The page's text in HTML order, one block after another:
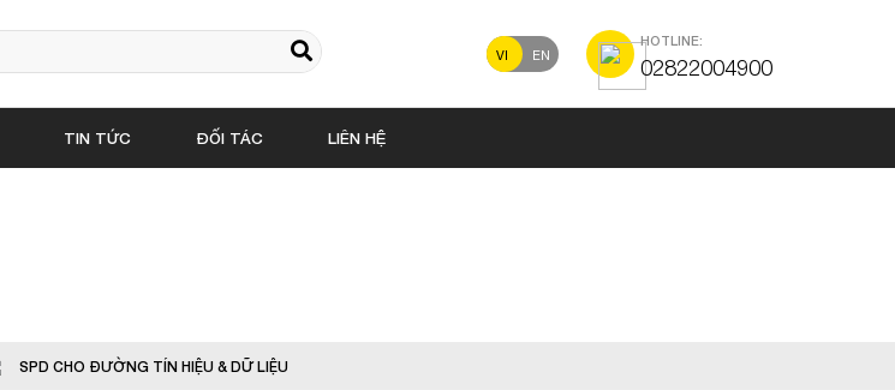
VI EN
HOTLINE:
02822004900
TIN TỨC ĐỐI TÁC LIÊN HỆ
SPD CHO ĐƯỜNG TÍN HIỆU & DỮ LIỆU